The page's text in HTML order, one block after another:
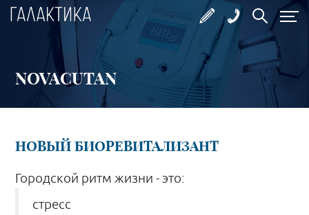
NOVACUTAN
НОВЫЙ БИОРЕВИТАЛИЗАНТ
Городской ритм жизни - это:
стресс